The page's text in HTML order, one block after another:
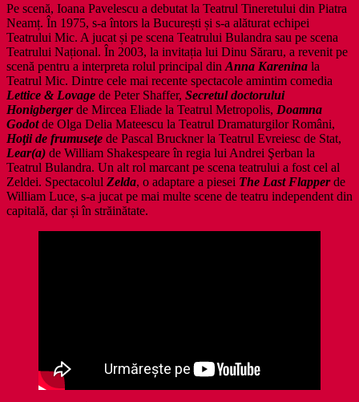
Pe scenă, Ioana Pavelescu a debutat la Teatrul Tineretului din Piatra
Neamț. În 1975, s-a întors la București și s-a alăturat echipei
Teatrului Mic. A jucat și pe scena Teatrului Bulandra sau pe scena
Teatrului Național. În 2003, la invitația lui Dinu Săraru, a revenit pe
scenă pentru a interpreta rolul principal din Anna Karenina la
Teatrul Mic. Dintre cele mai recente spectacole amintim comedia
Lettice & Lovage de Peter Shaffer, Secretul doctorului
Honigbergerde Mircea Eliade la Teatrul Metropolis, Doamna
Godotde Olga Delia Mateescu la Teatrul Dramaturgilor Români,
Hoţii de frumuseţe de Pascal Bruckner la Teatrul Evreiesc de Stat,
Lear(a) de William Shakespeare în regia lui Andrei Şerban la
Teatrul Bulandra. Un alt rol marcant pe scena teatrului a fost cel al
Zeldei. Spectacolul Zelda, o adaptare a piesei The Last Flapperde
William Luce, s-a jucat pe mai multe scene de teatru independent din
capitală, dar și în străinătate.